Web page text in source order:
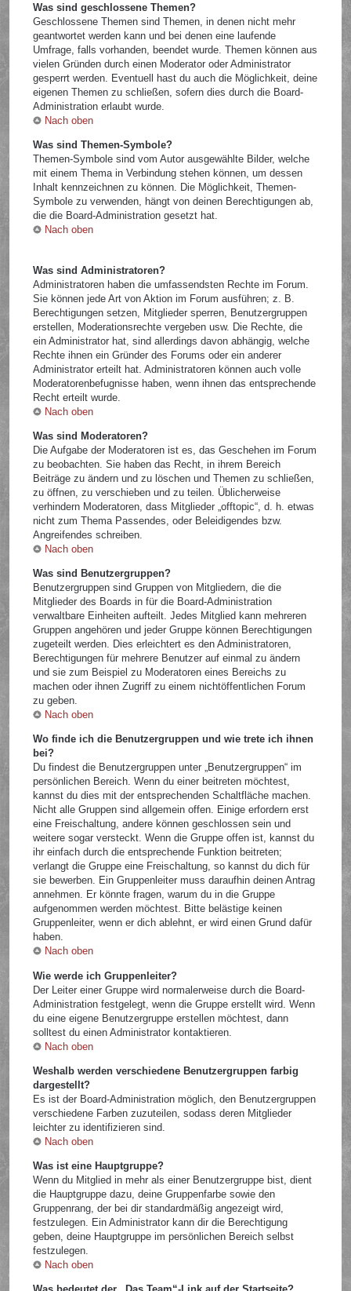
Was sind geschlossene Themen?
Geschlossene Themen sind Themen, in denen nicht mehr
geantwortet werden kann und bei denen eine laufende
Umfrage, falls vorhanden, beendet wurde. Themen können aus
vielen Gründen durch einen Moderator oder Administrator
gesperrt werden. Eventuell hast du auch die Möglichkeit, deine
eigenen Themen zu schließen, sofern dies durch die Board-
Administration erlaubt wurde.
Nach oben
Was sind Themen-Symbole?
Themen-Symbole sind vom Autor ausgewählte Bilder, welche
mit einem Thema in Verbindung stehen können, um dessen
Inhalt kennzeichnen zu können. Die Möglichkeit, Themen-
Symbole zu verwenden, hängt von deinen Berechtigungen ab,
die die Board-Administration gesetzt hat.
Nach oben
Was sind Administratoren?
Administratoren haben die umfassendsten Rechte im Forum.
Sie können jede Art von Aktion im Forum ausführen; z. B.
Berechtigungen setzen, Mitglieder sperren, Benutzergruppen
erstellen, Moderationsrechte vergeben usw. Die Rechte, die
ein Administrator hat, sind allerdings davon abhängig, welche
Rechte ihnen ein Gründer des Forums oder ein anderer
Administrator erteilt hat. Administratoren können auch volle
Moderatorenbefugnisse haben, wenn ihnen das entsprechende
Recht erteilt wurde.
Nach oben
Was sind Moderatoren?
Die Aufgabe der Moderatoren ist es, das Geschehen im Forum
zu beobachten. Sie haben das Recht, in ihrem Bereich
Beiträge zu ändern und zu löschen und Themen zu schließen,
zu öffnen, zu verschieben und zu teilen. Üblicherweise
verhindern Moderatoren, dass Mitglieder „offtopic“, d. h. etwas
nicht zum Thema Passendes, oder Beleidigendes bzw.
Angreifendes schreiben.
Nach oben
Was sind Benutzergruppen?
Benutzergruppen sind Gruppen von Mitgliedern, die die
Mitglieder des Boards in für die Board-Administration
verwaltbare Einheiten aufteilt. Jedes Mitglied kann mehreren
Gruppen angehören und jeder Gruppe können Berechtigungen
zugeteilt werden. Dies erleichtert es den Administratoren,
Berechtigungen für mehrere Benutzer auf einmal zu ändern
und sie zum Beispiel zu Moderatoren eines Bereichs zu
machen oder ihnen Zugriff zu einem nichtöffentlichen Forum
zu geben.
Nach oben
Wo finde ich die Benutzergruppen und wie trete ich ihnen
bei?
Du findest die Benutzergruppen unter „Benutzergruppen“ im
persönlichen Bereich. Wenn du einer beitreten möchtest,
kannst du dies mit der entsprechenden Schaltfläche machen.
Nicht alle Gruppen sind allgemein offen. Einige erfordern erst
eine Freischaltung, andere können geschlossen sein und
weitere sogar versteckt. Wenn die Gruppe offen ist, kannst du
ihr einfach durch die entsprechende Funktion beitreten;
verlangt die Gruppe eine Freischaltung, so kannst du dich für
sie bewerben. Ein Gruppenleiter muss daraufhin deinen Antrag
annehmen. Er könnte fragen, warum du in die Gruppe
aufgenommen werden möchtest. Bitte belästige keinen
Gruppenleiter, wenn er dich ablehnt, er wird einen Grund dafür
haben.
Nach oben
Wie werde ich Gruppenleiter?
Der Leiter einer Gruppe wird normalerweise durch die Board-
Administration festgelegt, wenn die Gruppe erstellt wird. Wenn
du eine eigene Benutzergruppe erstellen möchtest, dann
solltest du einen Administrator kontaktieren.
Nach oben
Weshalb werden verschiedene Benutzergruppen farbig
dargestellt?
Es ist der Board-Administration möglich, den Benutzergruppen
verschiedene Farben zuzuteilen, sodass deren Mitglieder
leichter zu identifizieren sind.
Nach oben
Was ist eine Hauptgruppe?
Wenn du Mitglied in mehr als einer Benutzergruppe bist, dient
die Hauptgruppe dazu, deine Gruppenfarbe sowie den
Gruppenrang, der bei dir standardmäßig angezeigt wird,
festzulegen. Ein Administrator kann dir die Berechtigung
geben, deine Hauptgruppe im persönlichen Bereich selbst
festzulegen.
Nach oben